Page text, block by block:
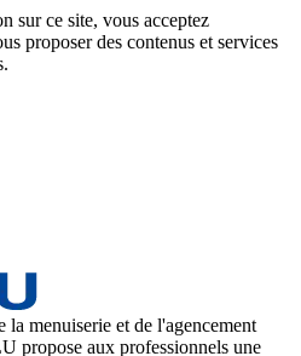
sur ce site, vous acceptez
proposer des contenus et services
menuiserie et de l'agencement
propose aux professionnels une